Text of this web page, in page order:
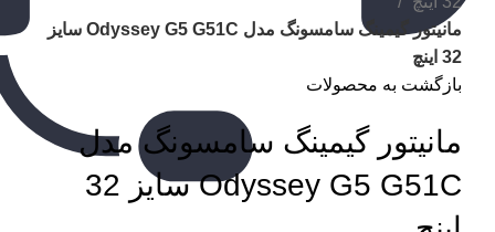
مانیتور گیمینگ سامسونگ مدل Odyssey G5 G51C سایز
32 اینچ
بازگشت به محصولات
مانیتور گیمینگ سامسونگ مدل
Odyssey G5 G51C سایز 32